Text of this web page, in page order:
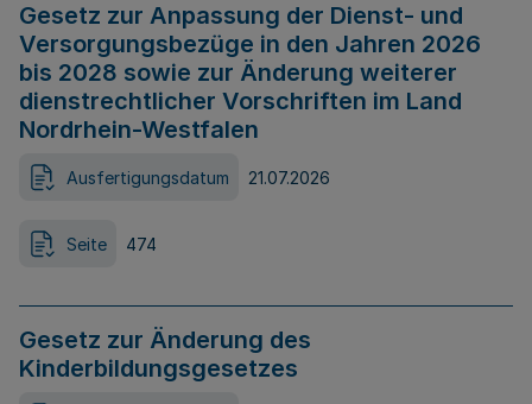
Gesetz zur Anpassung der Dienst- und
Versorgungsbezüge in den Jahren 2026
bis 2028 sowie zur Änderung weiterer
dienstrechtlicher Vorschriften im Land
Nordrhein-Westfalen
Ausfertigungsdatum 21.07.2026
Seite 474
Gesetz zur Änderung des
Kinderbildungsgesetzes